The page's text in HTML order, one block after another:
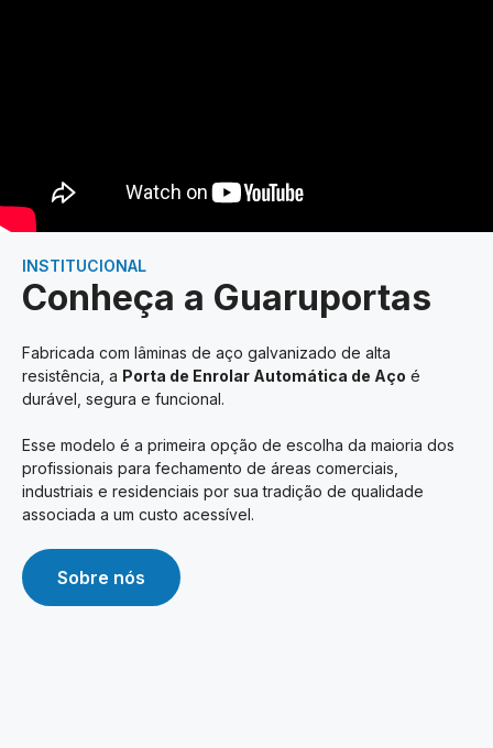
INSTITUCIONAL
Conheça a Guaruportas
Fabricada com lâminas de aço galvanizado de alta
resistência, a Porta de Enrolar Automática de Aço é
durável, segura e funcional.
Esse modelo é a primeira opção de escolha da maioria dos
profissionais para fechamento de áreas comerciais,
industriais e residenciais por sua tradição de qualidade
associada a um custo acessível.
Sobre nós